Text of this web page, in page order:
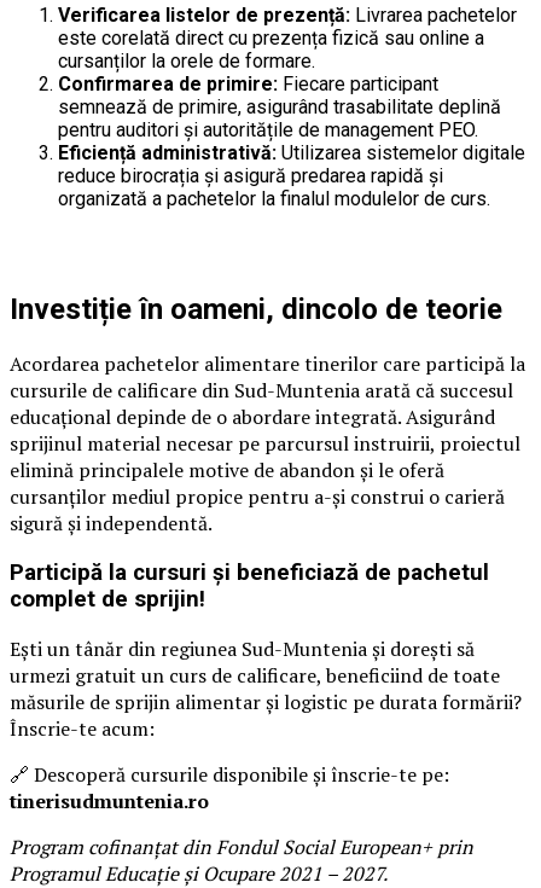
Verificarea listelor de prezență: Livrarea pachetelor
este corelată direct cu prezența fizică sau online a
cursanților la orele de formare.
Confirmarea de primire: Fiecare participant
semnează de primire, asigurând trasabilitate deplină
pentru auditori și autoritățile de management PEO.
Eficiență administrativă: Utilizarea sistemelor digitale
reduce birocrația și asigură predarea rapidă și
organizată a pachetelor la finalul modulelor de curs.
Investiție în oameni, dincolo de teorie
Acordarea pachetelor alimentare tinerilor care participă la
cursurile de calificare din Sud-Muntenia arată că succesul
educațional depinde de o abordare integrată. Asigurând
sprijinul material necesar pe parcursul instruirii, proiectul
elimină principalele motive de abandon și le oferă
cursanților mediul propice pentru a-și construi o carieră
sigură și independentă.
Participă la cursuri și beneficiază de pachetul
complet de sprijin!
Ești un tânăr din regiunea Sud-Muntenia și dorești să
urmezi gratuit un curs de calificare, beneficiind de toate
măsurile de sprijin alimentar și logistic pe durata formării?
Înscrie-te acum:
🔗 Descoperă cursurile disponibile și înscrie-te pe:
tinerisudmuntenia.ro
Program cofinanțat din Fondul Social European+ prin
Programul Educație și Ocupare 2021 – 2027.